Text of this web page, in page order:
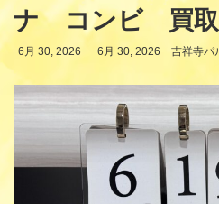
ナ コンビ 買取
6月 30, 2026
最
新
時
6月 30, 2026 吉祥寺パ